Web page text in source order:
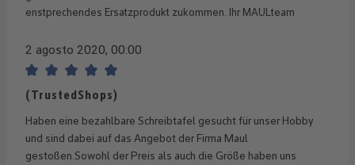
enstprechendes Ersatzprodukt zukommen. Ihr MAULteam
2 agosto 2020, 00:00
Recensione con valutazione di 5 su 5 stelle
(TrustedShops)
Haben eine bezahlbare Schreibtafel gesucht für unser Hobby
und sind dabei auf das Angebot der Firma Maul
gestoßen.Sowohl der Preis als auch die Größe haben uns